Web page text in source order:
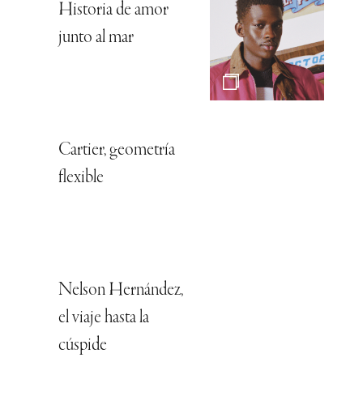
Historia de amor
junto al mar
Cartier, geometría
flexible
Nelson Hernández,
el viaje hasta la
cúspide